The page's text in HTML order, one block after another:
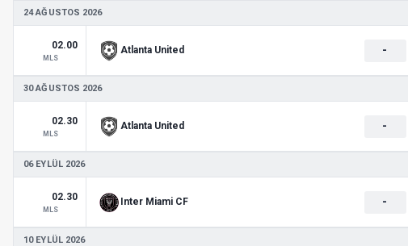
24 AĞUSTOS 2026
02.00
MLS
Atlanta United -
30 AĞUSTOS 2026
02.30
MLS
Atlanta United -
06 EYLÜL 2026
02.30
MLS
Inter Miami CF -
10 EYLÜL 2026